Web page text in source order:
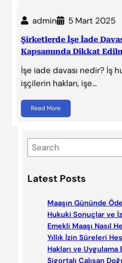
admin 5 Mart 2025
Şirketlerde İşe İade
Kapsamında Dikkat
İşe iade davası nedir? İş
işçilerin hakları, işe…
Read More
e
r
Latest Posts
Maaşın Gününde
Hukuki Sonuçlar ve
Emekli Maaşı Nasıl
Yıllık İzin Süreleri
Hakları ve Uygulama
Sigortalı Çalışan